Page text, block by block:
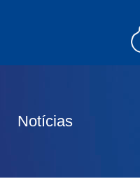
Notícias